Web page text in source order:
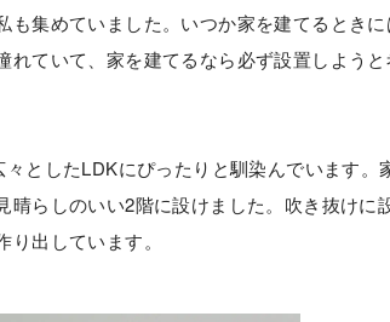
集めていました。いつか家を建てるとき
ていて、家を建てるなら必ず設置しようと
としたLDKにぴったりと馴染んでいます。
らしのいい2階に設けました。吹き抜けに
出しています。